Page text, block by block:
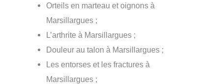
Orteils en marteau et oignons à
Marsillargues ;
L’arthrite à Marsillargues ;
Douleur au talon à Marsillargues ;
Les entorses et les fractures à
Marsillargues ;